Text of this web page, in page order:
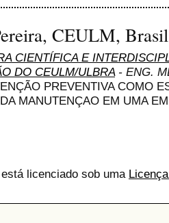
CEULM, Brasil
CIENTÍFICA E
DO CEULM/ULBRA- ENG.
PREVENTIVA COMO
MANUTENÇAO EM UMA
licenciado sob uma